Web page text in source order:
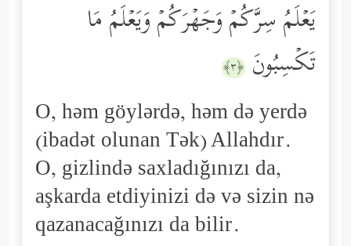
یَعۡلَمُ سِرَّكُمۡ وَجَهۡرَكُمۡ وَیَعۡلَمُ مَا
تَكۡسِبُونَ ﴿٣﴾
O, həm göylərdə, həm də yerdə
(ibadət olunan Tək) Allahdır.
O, gizlində saxladığınızı da,
aşkarda etdiyinizi də və sizin nə
qazanacağınızı da bilir.